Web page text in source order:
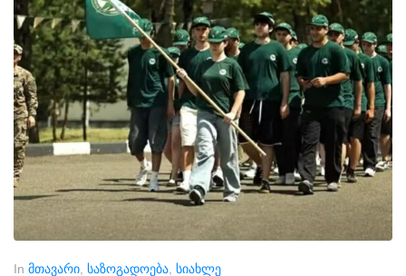
In მთავარი საზოგადოება სიახლე